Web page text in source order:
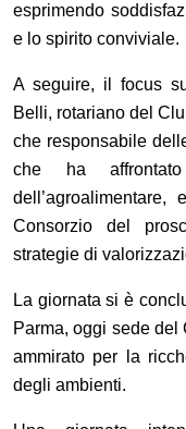
esprimendo
e lo spirito conviviale.
A seguire, il focus
Belli, rotariano del
che responsabile
che ha
dell ’agroalimentare,
Consorzio del
strategie di
La giornata si è
Parma, oggi sede
ammirato per la
degli ambienti.